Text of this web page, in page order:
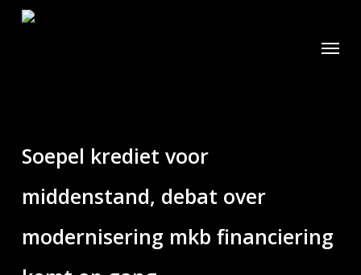
Menu
Soepel krediet voor
middenstand, debat over
modernisering mkb financiering